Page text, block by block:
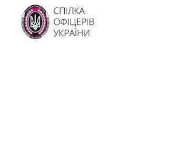
MAGNUM Олега К. Романчука